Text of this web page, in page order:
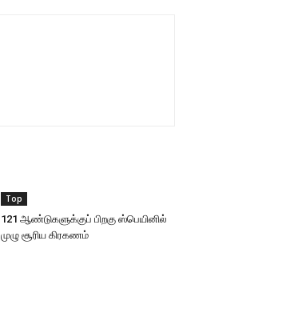
Top
121 ஆண்டுகளுக்குப் பிறகு ஸ்பெயினில்
முழு சூரிய கிரகணம்